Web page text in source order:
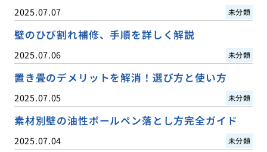
2025.07.07 未分類
壁のひび割れ補修、手順を詳しく解説
2025.07.06 未分類
置き畳のデメリットを解消！選び方と使い方
2025.07.05 未分類
素材別壁の油性ボールペン落とし方完全ガイド
2025.07.04 未分類